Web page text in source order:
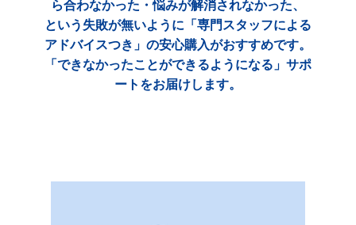
ら合わなかった・悩みが解消されなかった、
という失敗が無いように「専門スタッフによる
アドバイスつき」の安心購入がおすすめです。
「できなかったことができるようになる」サポ
ートをお届けします。